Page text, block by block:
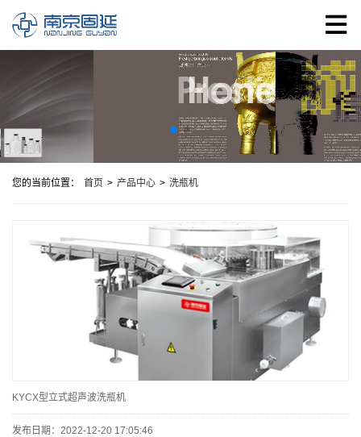
您的当前位置： 首页 > 产品中心 > 洗瓶机
KYCX型立式超声波洗瓶机
发布日期：2022-12-20 17:05:46